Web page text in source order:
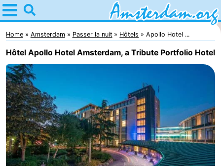
Home
Amsterdam
Itinéraires
Avec
les
enfants
Jeunes
adultes
Gratuitement
Passer
Home Amsterdam Passer la nuit Hôtels Apollo Hotel ...
Hôtel Apollo Hotel Amsterdam, a Tribute Portfolio Hotel